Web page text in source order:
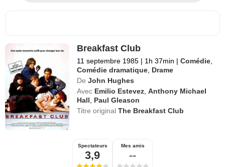
Breakfast Club
11 septembre 1985 | 1h 37min | Comédie
Comédie dramatique Drame
De John Hughes
Avec Emilio Estevez ,Anthony Michael
Hall
Paul Gleason
Titre originalThe Breakfast Club
Spectateurs
3,9
Mes amis
--